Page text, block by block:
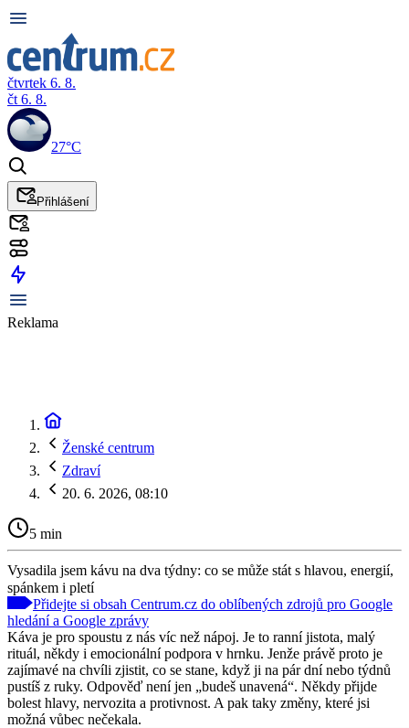
čtvrtek 6. 8.
čt 6. 8.
27°C
Přihlášení
Reklama
Ženské centrum
Zdraví
20. 6. 2026, 08:10
5 min
Vysadila jsem kávu na dva týdny: co se může stát s hlavou, energií,
spánkem i pletí
Přidejte si obsah Centrum.cz do oblíbených zdrojů pro Google
hledání a Google zprávy
Káva je pro spoustu z nás víc než nápoj. Je to ranní jistota, malý
rituál, někdy i emocionální podpora v hrnku. Jenže právě proto je
zajímavé na chvíli zjistit, co se stane, když ji na pár dní nebo týdnů
pustíš z ruky. Odpověď není jen „budeš unavená“. Někdy přijde
bolest hlavy, nervozita a protivnost. A pak taky změny, které jsi
možná vůbec nečekala.